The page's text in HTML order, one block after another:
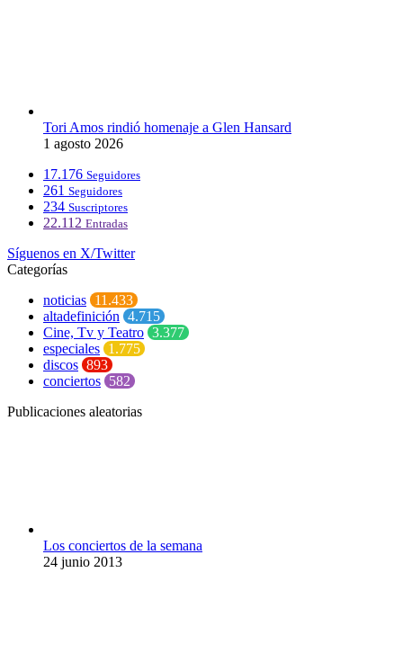
Tori Amos rindió homenaje a Glen Hansard
1 agosto 2026
17.176 Seguidores
261 Seguidores
234 Suscriptores
22.112 Entradas
Síguenos en X/Twitter
Categorías
noticias 11.433
altadefinición 4.715
Cine, Tv y Teatro 3.377
especiales 1.775
discos 893
conciertos 582
Publicaciones aleatorias
Los conciertos de la semana
24 junio 2013